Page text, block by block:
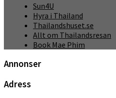
Sun4U
Hyra i Thailand
Thailandshuset.se
Allt om Thailandsresan
Book Mae Phim
Annonser
Adress